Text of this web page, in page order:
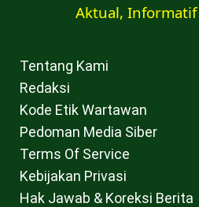
Aktual,
Tentang Kami
Redaksi
Kode Etik Wartawan
Pedoman Media Siber
Terms Of Service
Kebijakan Privasi
Hak Jawab & Koreksi Berita